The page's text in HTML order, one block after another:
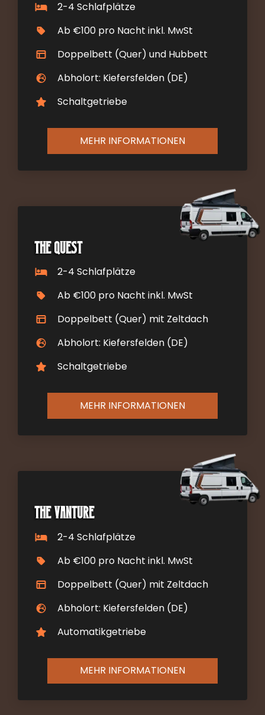
2-4 Schlafplätze
Ab €100 pro Nacht inkl. MwSt
Doppelbett (Quer) und Hubbett
Abholort: Kiefersfelden (DE)
Schaltgetriebe
MEHR INFORMATIONEN
The Quest
2-4 Schlafplätze
Ab €100 pro Nacht inkl. MwSt
Doppelbett (Quer) mit Zeltdach
Abholort: Kiefersfelden (DE)
Schaltgetriebe
MEHR INFORMATIONEN
The Vanture
2-4 Schlafplätze
Ab €100 pro Nacht inkl. MwSt
Doppelbett (Quer) mit Zeltdach
Abholort: Kiefersfelden (DE)
Automatikgetriebe
MEHR INFORMATIONEN